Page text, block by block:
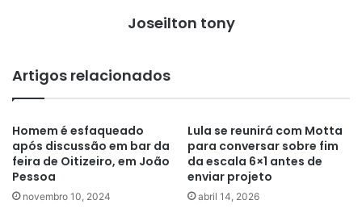
Joseilton tony
Artigos relacionados
Homem é esfaqueado
após discussão em bar da
feira de Oitizeiro, em João
Pessoa
novembro 10, 2024
Lula se reunirá com Motta
para conversar sobre fim
da escala 6×1 antes de
enviar projeto
abril 14, 2026